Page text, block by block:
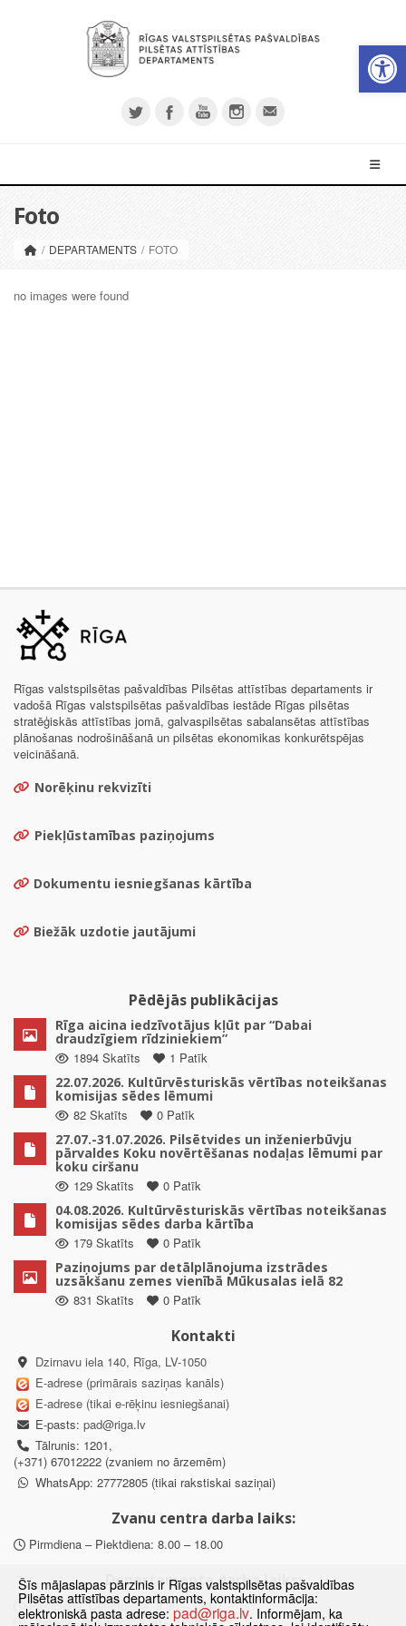
Foto
/ DEPARTAMENTS / FOTO
no images were found
Rīgas valstspilsētas pašvaldības Pilsētas attīstības departaments ir
vadošā Rīgas valstspilsētas pašvaldības iestāde Rīgas pilsētas
stratēģiskās attīstības jomā, galvaspilsētas sabalansētas attīstības
plānošanas nodrošināšanā un pilsētas ekonomikas konkurētspējas
veicināšanā.
Norēķinu rekvizīti
Piekļūstamības paziņojums
Dokumentu iesniegšanas kārtība
Biežāk uzdotie jautājumi
Pēdējās publikācijas
Rīga aicina iedzīvotājus kļūt par “Dabai
draudzīgiem rīdziniekiem”
1894 Skatīts
1 Patīk
22.07.2026. Kultūrvēsturiskās vērtības noteikšanas
komisijas sēdes lēmumi
82 Skatīts
0 Patīk
27.07.-31.07.2026. Pilsētvides un inženierbūvju
pārvaldes Koku novērtēšanas nodaļas lēmumi par
koku ciršanu
129 Skatīts
0 Patīk
04.08.2026. Kultūrvēsturiskās vērtības noteikšanas
komisijas sēdes darba kārtība
179 Skatīts
0 Patīk
Paziņojums par detālplānojuma izstrādes
uzsākšanu zemes vienībā Mūkusalas ielā 82
831 Skatīts
0 Patīk
Kontakti
Dzirnavu iela 140, Rīga, LV-1050
E-adrese (primārais saziņas kanāls)
E-adrese (tikai e-rēķinu iesniegšanai)
E-pasts: pad@riga.lv
Tālrunis: 1201,
(+371) 67012222 (zvaniem no ārzemēm)
WhatsApp: 27772805 (tikai rakstiskai saziņai)
Zvanu centra darba laiks:
Pirmdiena – Piektdiena: 8.00 – 18.00
Departamenta darba laiks:
Pirmdiena, Ceturtdiena: 8.30 – 18.00
Otrdiena, Trešdiena: 8.30 – 17.00
Šīs mājaslapas pārzinis ir Rīgas valstspilsētas pašvaldības
Pilsētas attīstības departaments, kontaktinformācija:
elektroniskā pasta adrese: pad@riga.lv. Informējam, ka